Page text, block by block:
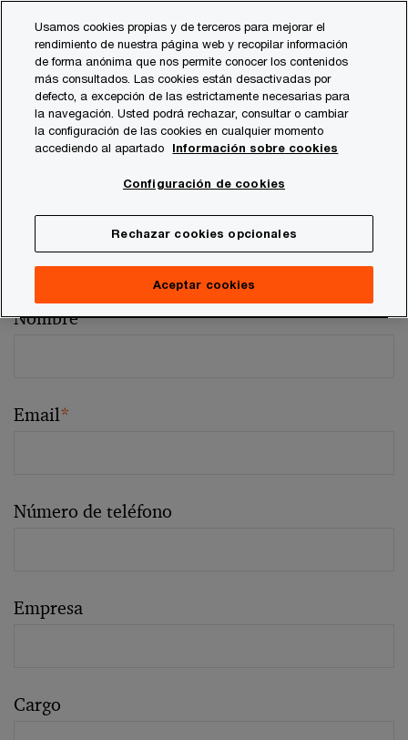
content
footer
Comentarios y sugerencias
Por favor, facilítenos los siguientes datos
Los campos marcados con un asterisco son obligatorios (
Persona de contacto:Francisco Cavero
Nombre*
Email*
Número de teléfono
Empresa
Cargo
Usamos cookies propias y de terceros para mejorar el
rendimiento de nuestra página web y recopilar información
de forma anónima que nos permite conocer los contenidos
más consultados. Las cookies están desactivadas por
defecto, a excepción de las estrictamente necesarias para
la navegación. Usted podrá rechazar, consultar o cambiar
la configuración de las cookies en cualquier momento
accediendo al apartado
Información sobre cookies
Configuración de cookies
Rechazar cookies opcionales
Aceptar cookies